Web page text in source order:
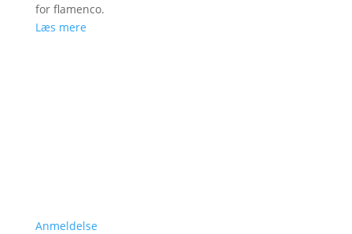
for flamenco.
Læs mere
Anmeldelse